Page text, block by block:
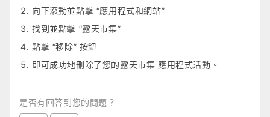
向下滾動並點擊 “應用程式和網站”
找到並點擊 “露天市集”
點擊 “移除” 按鈕
即可成功地刪除了您的露天市集 應用程式活動。
是否有回答到您的問題？